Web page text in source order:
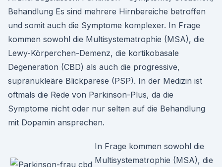
Behandlung Es sind mehrere Hirnbereiche betroffen
und somit auch die Symptome komplexer. In Frage
kommen sowohl die Multisystematrophie (MSA), die
Lewy-Körperchen-Demenz, die kortikobasale
Degeneration (CBD) als auch die progressive,
supranukleäre Blickparese (PSP). In der Medizin ist
oftmals die Rede von Parkinson-Plus, da die
Symptome nicht oder nur selten auf die Behandlung
mit Dopamin ansprechen.
In Frage kommen sowohl die
Multisystematrophie (MSA), die